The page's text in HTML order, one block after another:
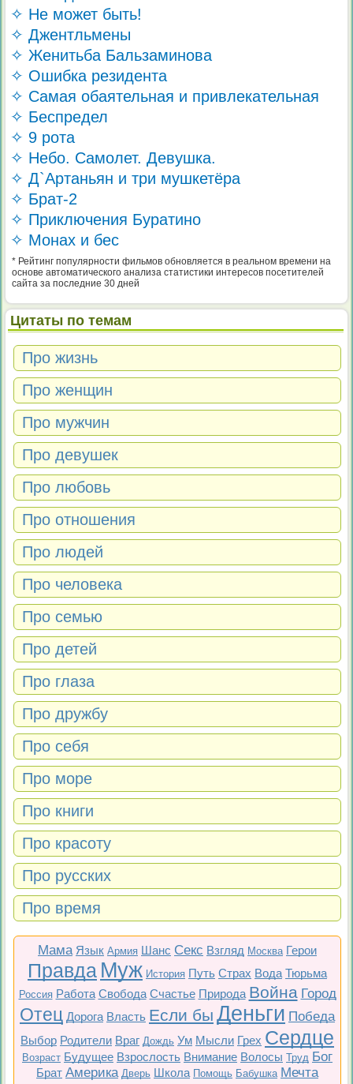
✧ Не может быть!
✧ Джентльмены
✧ Женитьба Бальзаминова
✧ Ошибка резидента
✧ Самая обаятельная и привлекательная
✧ Беспредел
✧ 9 рота
✧ Небо. Самолет. Девушка.
✧ Д`Артаньян и три мушкетёра
✧ Брат-2
✧ Приключения Буратино
✧ Монах и бес
* Рейтинг популярности фильмов обновляется в реальном времени на
основе автоматического анализа статистики интересов посетителей
сайта за последние 30 дней
Цитаты по темам
Про жизнь
Про женщин
Про мужчин
Про девушек
Про любовь
Про отношения
Про людей
Про человека
Про семью
Про детей
Про глаза
Про дружбу
Про себя
Про море
Про книги
Про красоту
Про русских
Про время
Мама Язык Армия Шанс Секс Взгляд Москва Герои
Правда Муж История Путь Страх Вода Тюрьма
Россия Работа Свобода Счастье Природа Война Город
Отец Дорога Власть Если бы Деньги Победа
Выбор Родители Враг Дождь Ум Мысли Грех Сердце
Возраст Будущее Взрослость Внимание Волосы Труд Бог
Брат Америка Дверь Школа Помощь Бабушка Мечта